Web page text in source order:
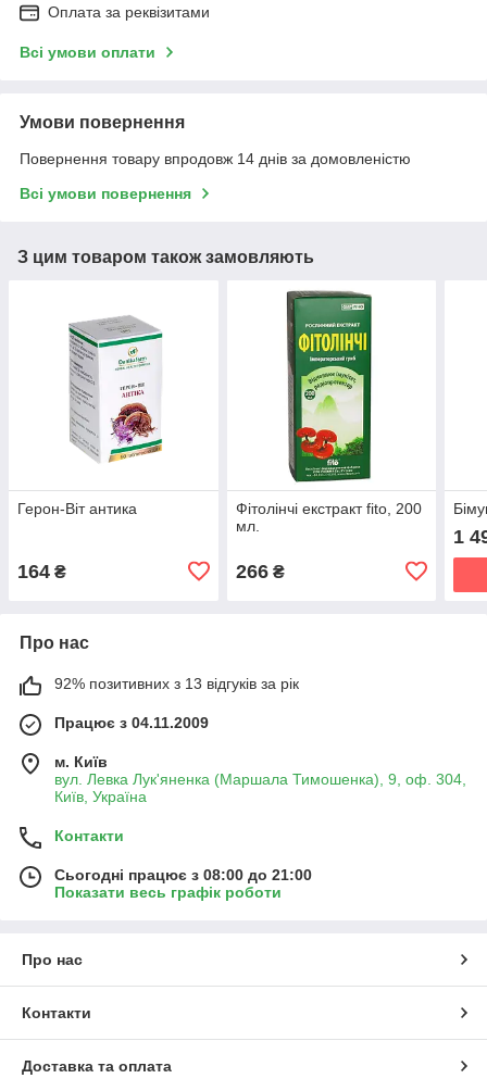
Оплата за реквізитами
Всі умови оплати
Умови повернення
Повернення товару впродовж 14 днів за домовленістю
Всі умови повернення
З цим товаром також замовляють
Герон-Віт антика
164 ₴
Фітолінчі екстракт fito, 200
мл.
266₴
1
Про нас
92% позитивних з 13 відгуків за рік
Працює з 04.11.2009
м. Київ
вул. Левка Лук'яненка (Маршала Тимошенка), 9, оф. 304,
Київ, Україна
Контакти
Сьогодні працює з 08:00 до 21:00
Показати весь графік роботи
Про нас
Контакти
Доставка та оплата